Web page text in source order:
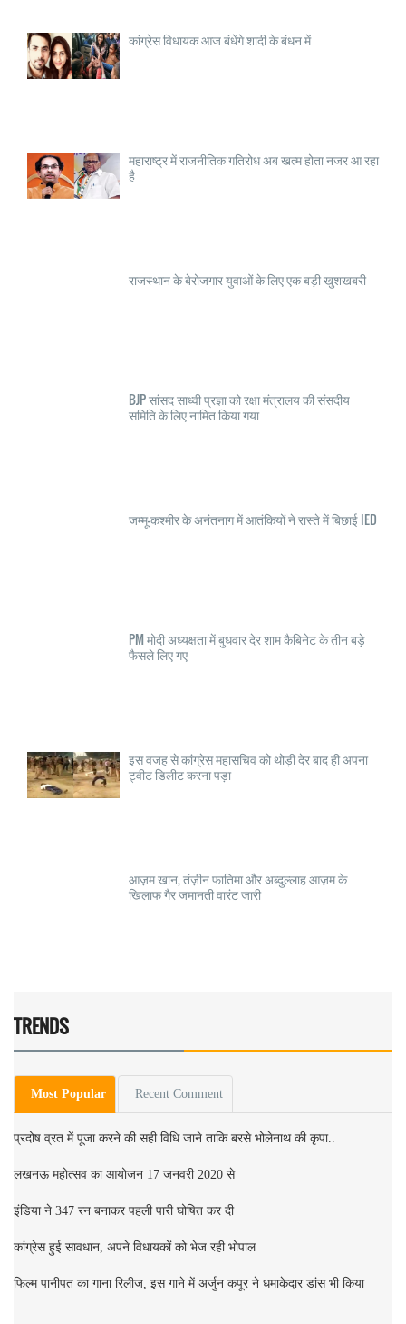
कांग्रेस विधायक आज बंधेंगे शादी के बंधन में
महाराष्ट्र में राजनीतिक गतिरोध अब खत्म होता नजर आ रहा
है
राजस्थान के बेरोजगार युवाओं के लिए एक बड़ी खुशखबरी
BJP सांसद साध्वी प्रज्ञा को रक्षा मंत्रालय की संसदीय
समिति के लिए नामित किया गया
जम्मू-कश्मीर के अनंतनाग में आतंकियों ने रास्ते में बिछाई IED
PM मोदी अध्यक्षता में बुधवार देर शाम कैबिनेट के तीन बड़े
फैसले लिए गए
इस वजह से कांग्रेस महासचिव को थोड़ी देर बाद ही अपना
ट्वीट डिलीट करना पड़ा
आज़म खान, तंज़ीन फातिमा और अब्दुल्लाह आज़म के
खिलाफ गैर जमानती वारंट जारी
TRENDS
Most Popular Recent Comment
प्रदोष व्रत में पूजा करने की सही विधि जाने ताकि बरसे भोलेनाथ की कृपा..
लखनऊ महोत्सव का आयोजन 17 जनवरी 2020 से
इंडिया ने 347 रन बनाकर पहली पारी घोषित कर दी
कांग्रेस हुई सावधान, अपने विधायकों को भेज रही भोपाल
फिल्म पानीपत का गाना रिलीज, इस गाने में अर्जुन कपूर ने धमाकेदार डांस भी किया